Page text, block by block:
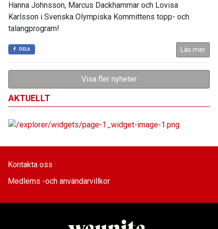
Hanna Johnsson, Marcus Dackhammar och Lovisa
Karlsson i Svenska Olympiska Kommittens topp- och
talangprogram!
DELA Läs mer
Visa fler nyheter
AKTUELLT
Kontakta oss
Medlems -och användarvillkor